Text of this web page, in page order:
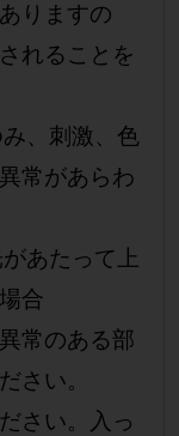
りますの
れることを
、刺激、色
常があらわ
あたって上
合
常のある部
さい。
さい。入っ